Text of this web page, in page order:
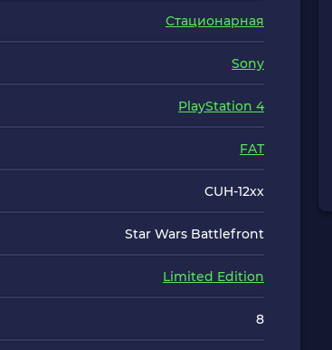
Стационарная
Sony
PlayStation 4
FAT
CUH-12хх
Star Wars Battlefront
Limited Edition
8